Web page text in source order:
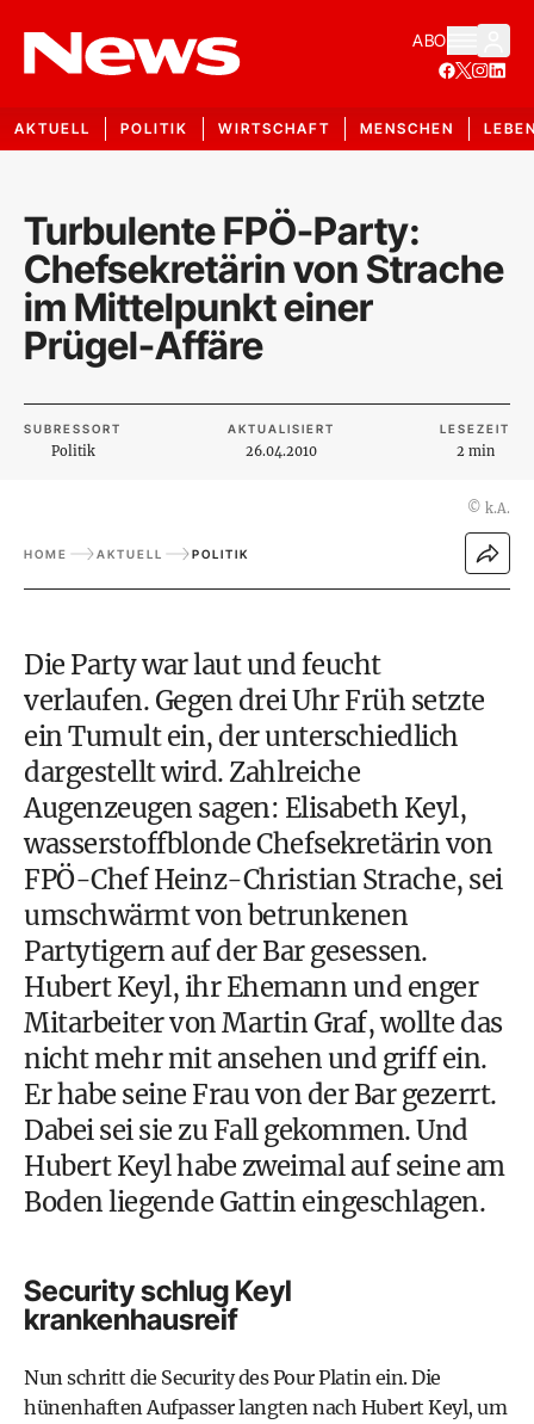
ABO
AKTUELL POLITIK WIRTSCHAFT MENSCHEN
Turbulente FPÖ-Party:
Chefsekretärin von Strache
im Mittelpunkt einer
Prügel-Affäre
SUBRESSORT
Politik
AKTUALISIERT
26.04.2010
LESEZEIT
2 min
© k.A.
HOME AKTUELL POLITIK
Die Party war laut und feucht
verlaufen. Gegen drei Uhr Früh setzte
ein Tumult ein, der unterschiedlich
dargestellt wird. Zahlreiche
Augenzeugen sagen: Elisabeth Keyl,
wasserstoffblonde Chefsekretärin von
FPÖ-Chef Heinz-Christian Strache, sei
umschwärmt von betrunkenen
Partytigern auf der Bar gesessen.
Hubert Keyl, ihr Ehemann und enger
Mitarbeiter von Martin Graf, wollte das
nicht mehr mit ansehen und griff ein.
Er habe seine Frau von der Bar gezerrt.
Dabei sei sie zu Fall gekommen. Und
Hubert Keyl habe zweimal auf seine am
Boden liegende Gattin eingeschlagen.
Security schlug Keyl
krankenhausreif
Nun schritt die Security des Pour Platin ein. Die
hünenhaften Aufpasser langten nach Hubert Keyl, um